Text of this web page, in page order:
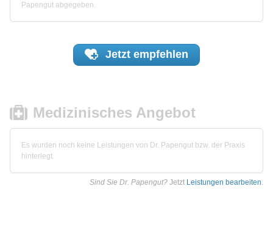
Papengut abgegeben.
Jetzt empfehlen
Medizinisches Angebot
Es wurden noch keine Leistungen von Dr. Papengut bzw. der Praxis
hinterlegt.
Sind Sie Dr. Papengut? Jetzt Leistungen bearbeiten.